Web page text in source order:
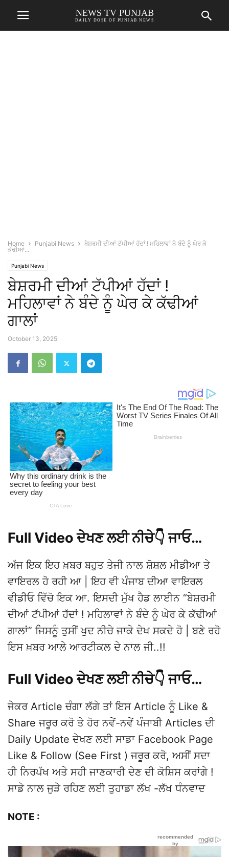
NEWS TV PUNJAB
DAILY DOSE OF PUNJAB NEWS
Home Punjabi News
ਬੇਸ਼ਰਮੀ ਦੀਆਂ ਟੱਪੀਆਂ ਹੱਦਾਂ ! ਮਹਿਲਾਵਾਂ ਨੇ ਬੰਦੇ ਨੂੰ ਘੇਰ ਕੇ
ਕੱਢੀਆਂ...
Punjabi News
ਬੇਸ਼ਰਮੀ ਦੀਆਂ ਟੱਪੀਆਂ ਹੱਦਾਂ !
ਮਹਿਲਾਵਾਂ ਨੇ ਬੰਦੇ ਨੂੰ ਘੇਰ ਕੇ ਕੱਢੀਆਂ
ਗਾਲਾਂ
October 13, 2025
Full Video ਦੇਖਣ ਲਈ ਨੀਚੇ👇 ਜਾਓ…
ਅੱਜ ਇਕ ਇਹ ਖ਼ਬਰ ਬਹੁਤ ਤੇਜੀ ਨਾਲ ਸ਼ੋਸ਼ਲ ਮੀਡੀਆ ਤੇ
ਵਾਇਰਲ ਹੋ ਰਹੀ ਆ | ਇਹ ਵੀ ਪੰਜਾਬ ਦੀਆ ਵਾਇਰਲ
ਵੀਡੀਓ ਵਿੱਚੋ ਇਕ ਆ. ਇਸਦੀ ਮੁੱਖ ਹੈਡ ਲਾਈਨ “ਬੇਸ਼ਰਮੀ
ਦੀਆਂ ਟੱਪੀਆਂ ਹੱਦਾਂ ! ਮਹਿਲਾਵਾਂ ਨੇ ਬੰਦੇ ਨੂੰ ਘੇਰ ਕੇ ਕੱਢੀਆਂ
ਗਾਲਾਂ” ਜਿਸਨੂੰ ਤੁਸੀਂ ਖੁਦ ਨੀਚੇ ਜਾਕੇ ਦੇਖ ਸਕਦੇ ਹੋ | ਬਣੇ ਰਹੋ
ਇਸ ਖ਼ਬਰ ਆਲੇ ਆਰਟੀਕਲ ਦੇ ਨਾਲ ਜੀ..!!
Full Video ਦੇਖਣ ਲਈ ਨੀਚੇ👇 ਜਾਓ…
ਜੇਕਰ Article ਚੰਗਾ ਲੱਗੇ ਤਾਂ ਇਸ Article ਨੂੰ Like &
Share ਜਰੂਰ ਕਰੋ ਤੇ ਹੋਰ ਨਵੇਂ-ਨਵੇਂ ਪੰਜਾਬੀ Articles ਦੀ
Daily Update ਦੇਖਣ ਲਈ ਸਾਡਾ Facebook Page
Like & Follow (See First ) ਜਰੂਰ ਕਰੋ, ਅਸੀਂ ਸਦਾ
ਹੀ ਨਿਰਪੱਖ ਅਤੇ ਸਹੀ ਜਾਣਕਾਰੀ ਦੇਣ ਦੀ ਕੋਸ਼ਿਸ ਕਰਾਂਗੇ !
ਸਾਡੇ ਨਾਲ ਜੁੜੇ ਰਹਿਣ ਲਈ ਤੁਹਾਡਾ ਲੱਖ -ਲੱਖ ਧੰਨਵਾਦ
NOTE :